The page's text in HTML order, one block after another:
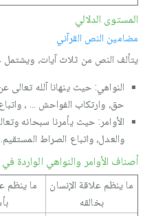
المستوى الدلالي
مضامين النص القرآني
يتألف النص من ثلاث آيات،
النواهي: حيث ينهانا آلله تعالى
حق، وارتكاب الفواحش ... ،
الأوامر: حيث يأمرنا سبحانه
والعدل، واتباع الصراط المستقيم.
أصناف الأوامر والنواهي الواردة
ما ينظم علاقة الإنسان
بخالقه
ما ينظم